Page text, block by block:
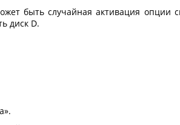
быть случайная активация опции
диск D.